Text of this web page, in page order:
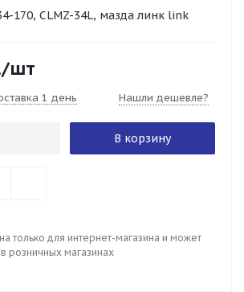
170, CLMZ-34L, мазда линк link
/шт
1 день Нашли дешевле?
В корзину
только для интернет-магазина и может
в розничных магазинах